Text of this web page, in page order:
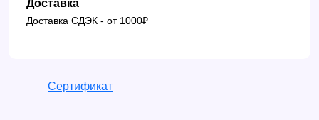
Сертификат
Доставка
Доставка СДЭК - от 1000₽